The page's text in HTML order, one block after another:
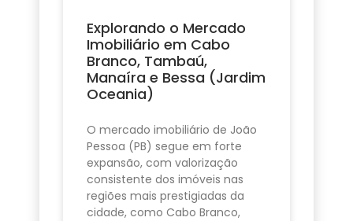
Explorando o Mercado
Imobiliário em Cabo
Branco, Tambaú,
Manaíra e Bessa (Jardim
Oceania)
O mercado imobiliário de João
Pessoa (PB) segue em forte
expansão, com valorização
consistente dos imóveis nas
regiões mais prestigiadas da
cidade, como Cabo Branco,